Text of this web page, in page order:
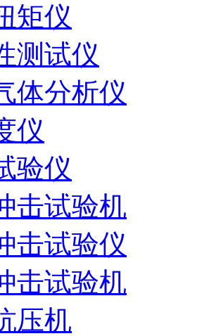
矩仪
测试仪
体分析仪
仪
验仪
击试验机
击试验仪
击试验机
压机